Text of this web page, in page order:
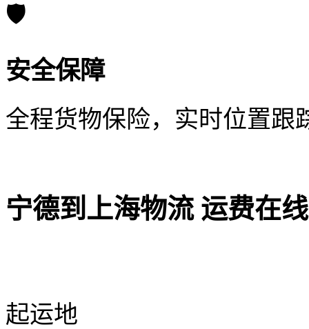
🛡️
安全保障
全程货物保险，实时位置跟
宁德到上海物流 运费在
起运地